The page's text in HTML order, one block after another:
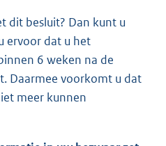
dit besluit? Dan kunt u
ervoor dat u het
6 weken na de
Daarmee voorkomt u dat
meer kunnen